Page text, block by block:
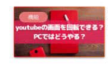
機能